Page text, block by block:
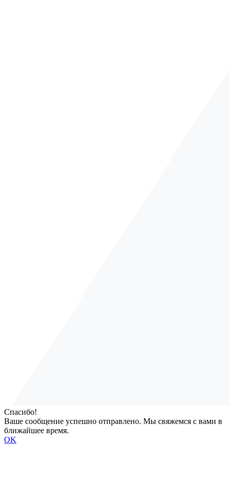
Спасибо!
Ваше сообщение успешно отправлено. Мы свяжемся с вами в
ближайшее время.
OK